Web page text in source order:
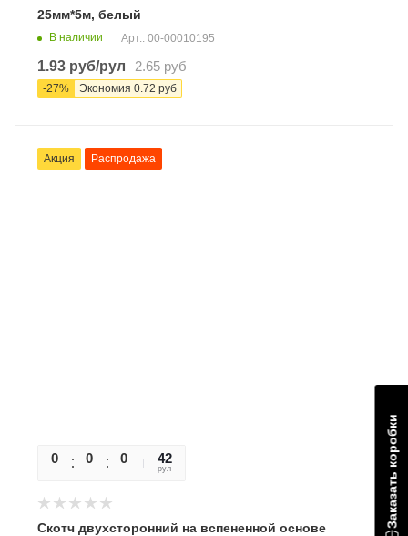
25мм*5м, белый
В наличии Арт.: 00-00010195
1.93 руб/рул 2.65руб
-27% Экономия 0.72 руб
Акция Распродажа
0 0 0 0
42
рул
Скотч двухсторонний на вспененной основе
Заказать коробки